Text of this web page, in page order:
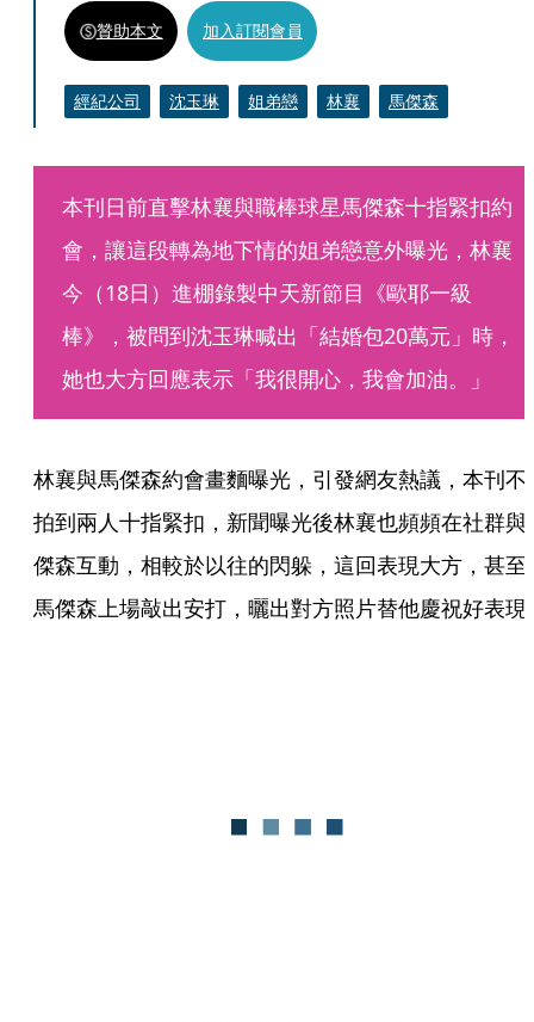
贊助本文 加入訂閱會員
經紀公司 沈玉琳 姐弟戀 林襄 馬傑森
本刊日前直擊林襄與職棒球星馬傑森十指緊扣約
會，讓這段轉為地下情的姐弟戀意外曝光，林襄
今（18日）進棚錄製中天新節目《歐耶一級
棒》，被問到沈玉琳喊出「結婚包20萬元」時，
她也大方回應表示「我很開心，我會加油。」
林襄與馬傑森約會畫麵曝光，引發網友熱議，本刊不
拍到兩人十指緊扣，新聞曝光後林襄也頻頻在社群與
傑森互動，相較於以往的閃躲，這回表現大方，甚至
馬傑森上場敲出安打，曬出對方照片替他慶祝好表現